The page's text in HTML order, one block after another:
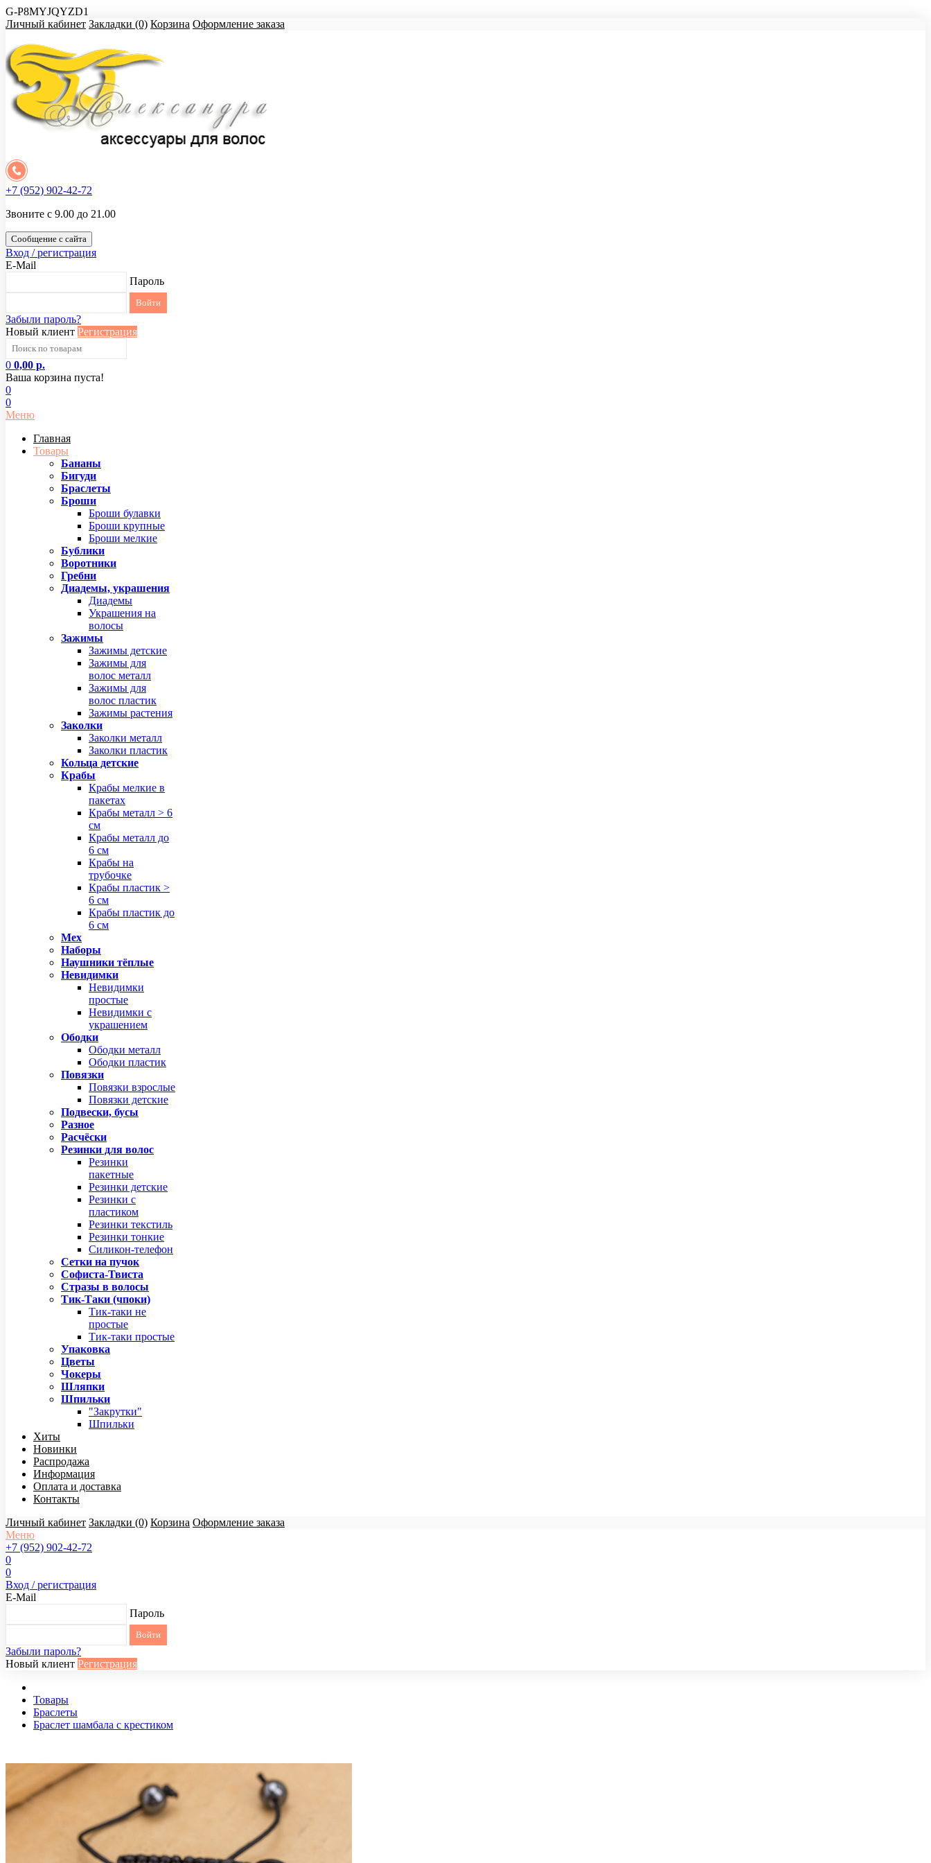
G-P8MYJQYZD1
Личный кабинет Закладки (0) Корзина Оформление заказа
+7 (952) 902-42-72
Звоните с 9.00 до 21.00
Сообщение с сайта
Вход / регистрация
E-Mail
Пароль
Забыли пароль?
Новый клиент Регистрация
0 0,00 р.
Ваша корзина пуста!
0
0
Меню
Главная
Товары
Бананы
Бигуди
Браслеты
Броши
Броши булавки
Броши крупные
Броши мелкие
Бублики
Воротники
Гребни
Диадемы, украшения
Диадемы
Украшения на
волосы
Зажимы
Зажимы детские
Зажимы для
волос металл
Зажимы для
волос пластик
Зажимы растения
Заколки
Заколки металл
Заколки пластик
Кольца детские
Крабы
Крабы мелкие в
пакетах
Крабы металл > 6
см
Крабы металл до
6 см
Крабы на
трубочке
Крабы пластик >
6 см
Крабы пластик до
6 см
Мех
Наборы
Наушники тёплые
Невидимки
Невидимки
простые
Невидимки с
украшением
Ободки
Ободки металл
Ободки пластик
Повязки
Повязки взрослые
Повязки детские
Подвески, бусы
Разное
Расчёски
Резинки для волос
Резинки
пакетные
Резинки детские
Резинки с
пластиком
Резинки текстиль
Резинки тонкие
Силикон-телефон
Сетки на пучок
Софиста-Твиста
Стразы в волосы
Тик-Таки (чпоки)
Тик-таки не
простые
Тик-таки простые
Упаковка
Цветы
Чокеры
Шляпки
Шпильки
"Закрутки"
Шпильки
Хиты
Новинки
Распродажа
Информация
Оплата и доставка
Контакты
Личный кабинет Закладки (0) Корзина Оформление заказа
Меню
+7 (952) 902-42-72
0
0
Вход / регистрация
E-Mail
Пароль
Забыли пароль?
Новый клиент Регистрация
Товары
Браслеты
Браслет шамбала с крестиком